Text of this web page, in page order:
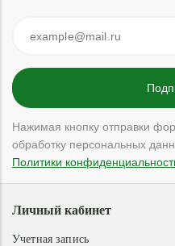
Нажимая кнопку отправки
обработку персональных
Политики
Личный кабинет
Учетная запись